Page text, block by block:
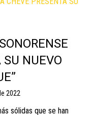
NUEVO
2022
sólidas que se han